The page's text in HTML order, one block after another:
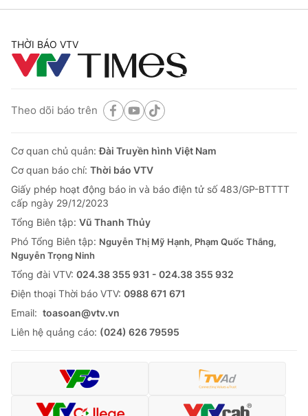
THỜI BÁO VTV
Theo dõi báo trên
Cơ quan chủ quản:Đài Truyền hình Việt Nam
Cơ quan báo chí: Thời báo VTV
Giấy phép hoạt động báo in và báo điện tử số 483/GP-BTTTT
cấp ngày 29/12/2023
Tổng Biên tập: Vũ Thanh Thủy
Phó Tổng Biên tập: Nguyễn Thị Mỹ Hạnh, Phạm Quốc Thắng,
Nguyễn Trọng Ninh
Tổng đài VTV: 024.38 355 931 - 024.38 355 932
Ðiện thoại Thời báo VTV: 0988 671 671
Email: toasoan@vtv.vn
Liên hệ quảng cáo: (024) 626 79595